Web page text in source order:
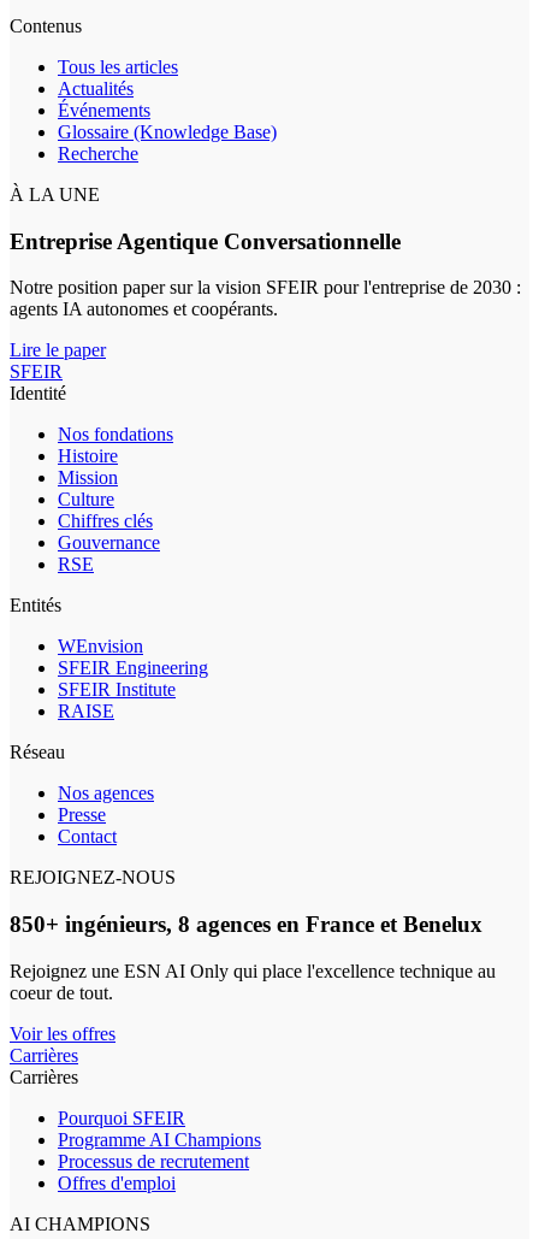
Contenus
Tous les articles
Actualités
Événements
Glossaire (Knowledge Base)
Recherche
À LA UNE
Entreprise Agentique Conversationnelle
Notre position paper sur la vision SFEIR pour l'entreprise de 2030 :
agents IA autonomes et coopérants.
Lire le paper
SFEIR
Identité
Nos fondations
Histoire
Mission
Culture
Chiffres clés
Gouvernance
RSE
Entités
WEnvision
SFEIR Engineering
SFEIR Institute
RAISE
Réseau
Nos agences
Presse
Contact
REJOIGNEZ-NOUS
850+ ingénieurs, 8 agences en France et Benelux
Rejoignez une ESN AI Only qui place l'excellence technique au
coeur de tout.
Voir les offres
Carrières
Carrières
Pourquoi SFEIR
Programme AI Champions
Processus de recrutement
Offres d'emploi
AI CHAMPIONS